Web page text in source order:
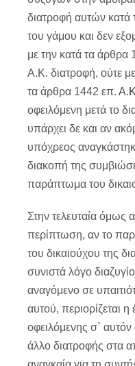
διατροφή αυτών κατά
του γάμου και δεν
με την κατά τα άρθρα
Α.Κ. διατροφή, ούτε
τα άρθρα 1442 επ.
οφειλόμενη μετά το
υπάρχει δε και αν
υπόχρεος
διακοπή της
παράπτωμα του
Στην τελευταία όμως
περίπτωση, αν το
του δικαιούχου της
συνιστά λόγο
αναγόμενο σε
αυτού, περιορίζεται η
οφειλόμενης σ`
άλλο διατροφής στα